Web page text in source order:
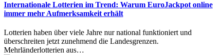
Internationale Lotterien im Trend: Warum EuroJackpot online
immer mehr Aufmerksamkeit erhält
Lotterien haben über viele Jahre nur national funktioniert und
überschreiten jetzt zunehmend die Landesgrenzen.
Mehrländerlotterien aus…